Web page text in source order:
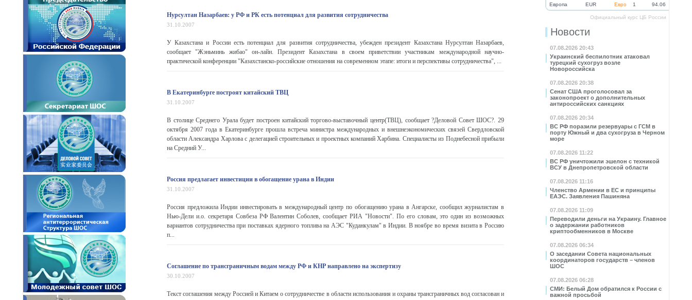
Eвропа
EUR Евро 1 94.06
Официальный курс ЦБ России
Новости
07.08.2026 20:43
Украинский беспилотник атаковал
турецкий сухогруз возле
Новороссийска
07.08.2026 20:38
Сенат США проголосовал за
законопроект о дополнительных
антироссийских санкциях
07.08.2026 20:34
ВС РФ поразили резервуары с ГСМ в
порту Южный и два сухогруза в Черном
море
07.08.2026 11:22
ВС РФ уничтожили эшелон с техникой
ВСУ в Днепропетровской области
07.08.2026 11:16
Членство Армении в ЕС и принципы
ЕАЭС. Заявления Пашиняна
07.08.2026 11:09
Переводили деньги на Украину. Главное
о задержании работников
криптообменников в Москве
07.08.2026 06:34
О заседании Совета национальных
координаторов государств – членов
ШОС
07.08.2026 06:28
СМИ: Белый Дом обратился к России с
важной просьбой
Нурсултан Назарбаев: у РФ и РК есть потенциал для развития сотрудничества
31.10.2007
У Казахстана и России есть потенциал для развития сотрудничества, убежден президент Казахстана Нурсултан Назарбаев,
сообщает "Жэньминь жибао" он-лайн. Президент Казахстана в своем приветствии участникам международной научно-
практической конференции "Казахстанско-российские отношения на современном этапе: итоги и перспективы сотрудничества", ...
В Екатеринбурге построят китайский ТВЦ
31.10.2007
В столице Среднего Урала будет построен китайский торгово-выставочный центр(ТВЦ), сообщает ?Деловой Совет ШОС?. 29
октября 2007 года в Екатеринбурге прошла встреча министра международных и внешнеэкономических связей Свердловской
области Александра Харлова с делегацией строительных и проектных компаний Харбина. Специалисты из Поднебесной прибыли
на Средний У...
Россия предлагает инвестиции в обогащение урана в Индии
31.10.2007
Россия предложила Индии инвестировать в международный центр по обогащению урана в Ангарске, сообщил журналистам в
Нью-Дели и.о. секретаря Совбеза РФ Валентин Соболев, сообщает РИА "Новости". По его словам, это один из возможных
вариантов сотрудничества при поставках ядерного топлива на АЭС "Куданкулам" в Индии. В ноябре во время визита в Россию
п...
Соглашение по трансграничным водам между РФ и КНР направлено на экспертизу
30.10.2007
Текст соглашения между Россией и Китаем о сотрудничестве в области использования и охраны трансграничных вод согласован и